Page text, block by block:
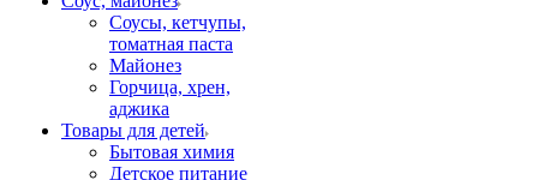
Соусы, кетчупы,
томатная паста
Майонез
Горчица, хрен,
аджика
Товары для детей
Бытовая химия
Детское питание